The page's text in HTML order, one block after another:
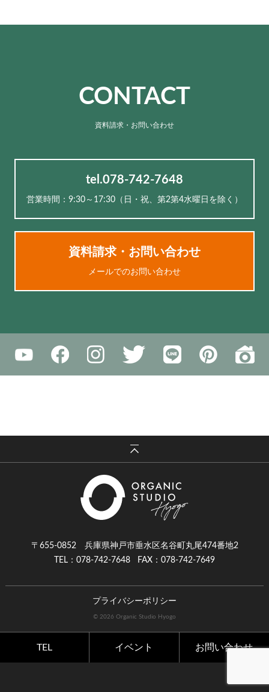
CONTACT
資料請求・お問い合わせ
tel.078-742-7648
営業時間：9:30～17:30（⽇・祝、第2第4水曜日を除く）
資料請求・お問い合わせ
メールでのお問い合わせ
〒655-0852 兵庫県神戸市垂水区名谷町丸尾474番地2
TEL：078-742-7648
FAX：078-742-7649
プライバシーポリシー
© 2026 Organic Studio Hyogo
TEL イベント お問い合わせ